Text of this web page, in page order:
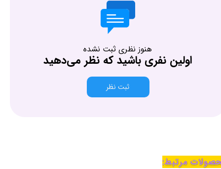
هنوز نظری ثبت نشده
اولین نفری باشید که نظر می‌دهید
ثبت نظر
مرتبط: